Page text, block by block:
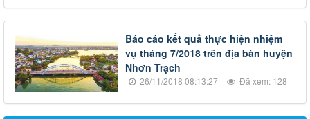
Báo cáo kết quả thực hiện nhiệm
vụ tháng 7/2018 trên địa bàn huyện
Nhơn Trạch
26/11/2018 08:13:27 Đã xem: 128